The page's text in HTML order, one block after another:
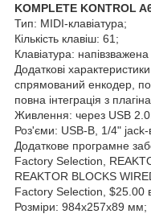
KOMPLETE KONTROL
Тип: MIDI-клавіатура;
Кількість клавіш: 61;
Клавіатура:
Додаткові
спрямований енкодер,
повна інтеграція з
Живлення: через USB
Роз'єми: USB-B, 1/4" jack-
Додаткове програмне
Factory Selection,
REAKTOR BLOCKS
Factory Selection, $25.00
Розміри: 984х257х89 мм;